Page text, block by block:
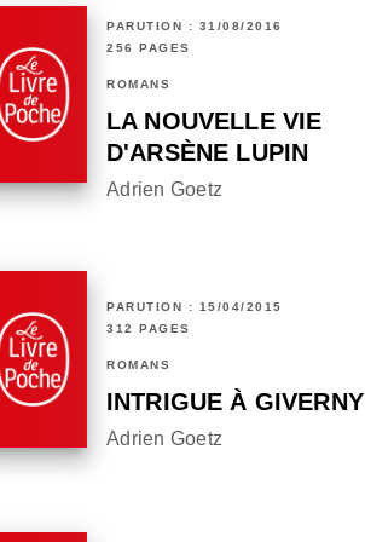
PARUTION : 31/08/2016
256 PAGES
ROMANS
LA NOUVELLE VIE
D'ARSÈNE LUPIN
Adrien Goetz
PARUTION : 15/04/2015
312 PAGES
ROMANS
INTRIGUE À GIVERNY
Adrien Goetz